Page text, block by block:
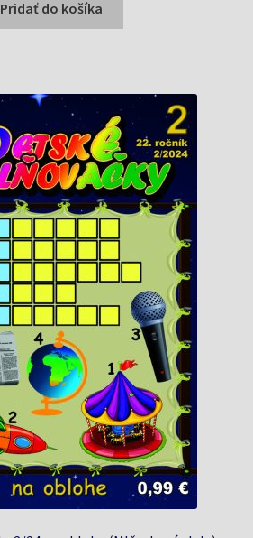
bola:
15,44 €.
je:
12,99 €.
Pridať do košíka